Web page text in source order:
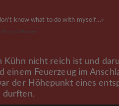
know what to do with myself…«
Millionaire
Kühn nicht reich ist und
einem Feuerzeug im
der Höhepunkt eines
durften.